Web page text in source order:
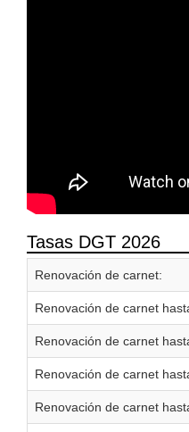
Tasas DGT 2026
Renovación de carnet:
Renovación de carnet
Renovación de carnet
Renovación de carnet
Renovación de carnet